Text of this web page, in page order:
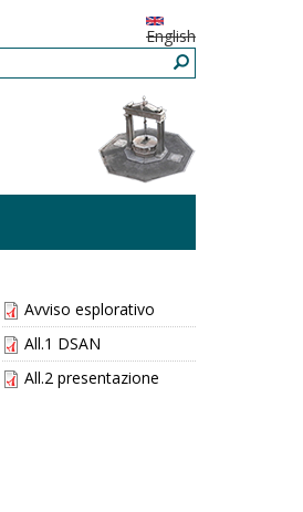
English
Avviso esplorativo
All.1 DSAN
All.2 presentazione